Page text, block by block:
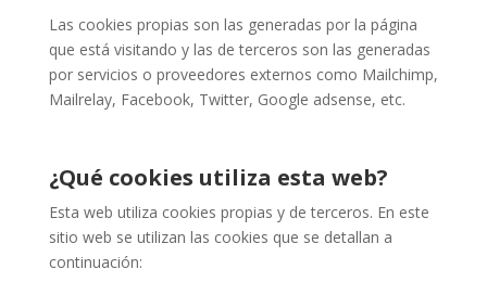
Las cookies propias son las generadas por la página
que está visitando y las de terceros son las generadas
por servicios o proveedores externos como Mailchimp,
Mailrelay, Facebook, Twitter, Google adsense, etc.
¿Qué cookies utiliza esta web?
Esta web utiliza cookies propias y de terceros. En este
sitio web se utilizan las cookies que se detallan a
continuación: